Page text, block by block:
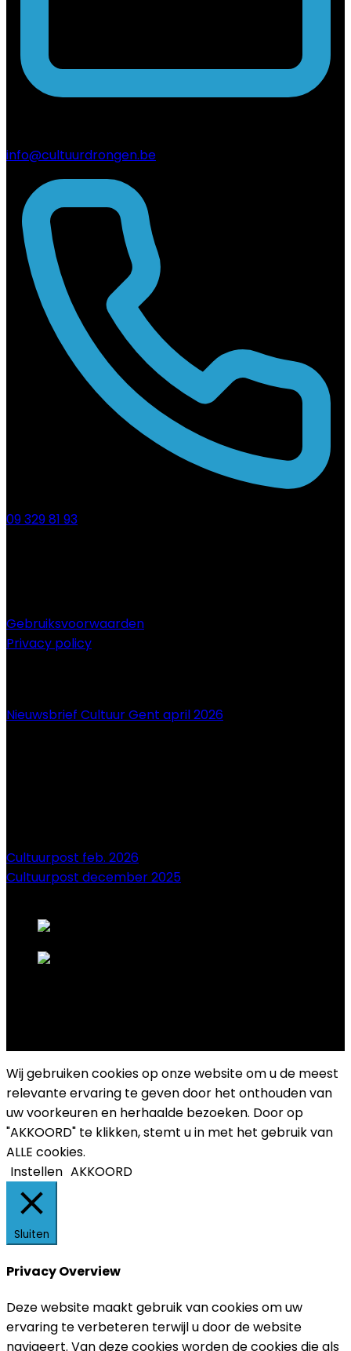
info@cultuurdrongen.be
09 329 81 93
Gebruiksvoorwaarden
Privacy policy
Nieuwsbrief Cultuur Gent april 2026
Cultuurpost feb. 2026
Cultuurpost december 2025
Wij gebruiken cookies op onze website om u de meest
relevante ervaring te geven door het onthouden van
uw voorkeuren en herhaalde bezoeken. Door op
"AKKOORD" te klikken, stemt u in met het gebruik van
ALLE cookies.
Instellen AKKOORD
Sluiten
Privacy Overview
Deze website maakt gebruik van cookies om uw
ervaring te verbeteren terwijl u door de website
navigeert. Van deze cookies worden de cookies die als